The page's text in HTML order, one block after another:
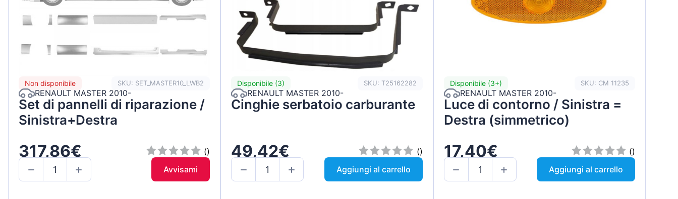
Non disponibile SKU: SET_MASTER10_LWB2
RENAULT MASTER 2010-
Set di pannelli di riparazione /
Sinistra+Destra
317,86€
()
Avvisami
Disponibile (3) SKU: T25162282
RENAULT MASTER 2010-
Cinghie serbatoio carburante
49,42€
()
Aggiungi al carrello
Disponibile (3+) SKU: CM 11235
RENAULT MASTER 2010-
Luce di contorno / Sinistra =
Destra (simmetrico)
17,40€
()
Aggiungi al carrello